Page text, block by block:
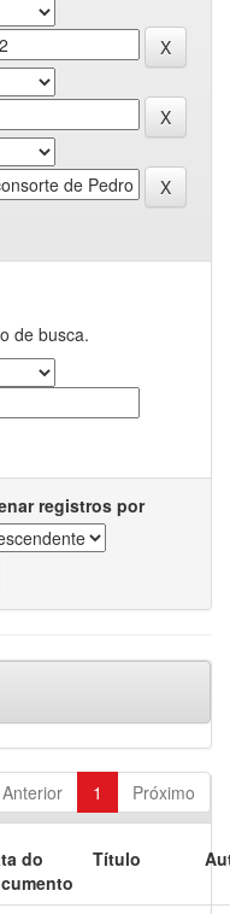
de busca.
registros por
Anterior 1 Próximo
do
Título